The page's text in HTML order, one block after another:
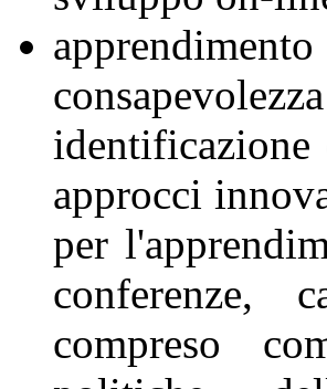
identificazione
approcci
per
conferenze,
compreso